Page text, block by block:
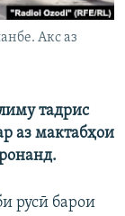
Акс аз
тадрис
аз мактабҳои
русӣ барои